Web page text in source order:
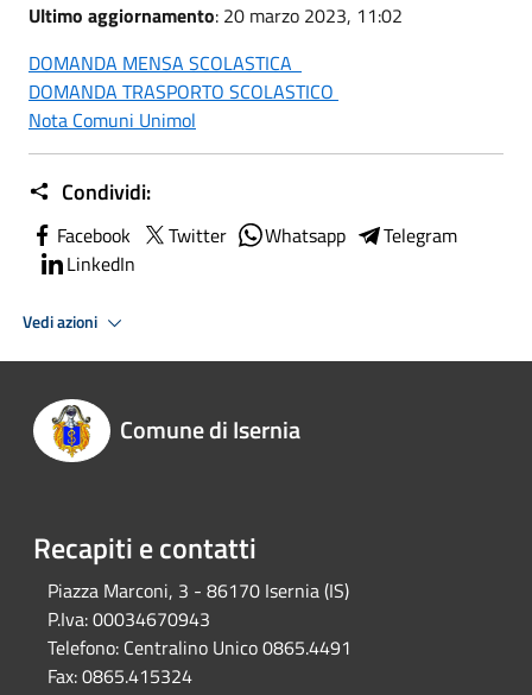
Ultimo aggiornamento: 20 marzo 2023, 11:02
DOMANDA MENSA SCOLASTICA
DOMANDA TRASPORTO SCOLASTICO
Nota Comuni Unimol
Condividi:
Facebook Twitter Whatsapp
Telegram
LinkedIn
Vedi azioni
Comune di Isernia
Recapiti e contatti
Piazza Marconi, 3 - 86170 Isernia (IS)
P.Iva:00034670943
Telefono: Centralino Unico 0865.4491
Fax:0865.415324